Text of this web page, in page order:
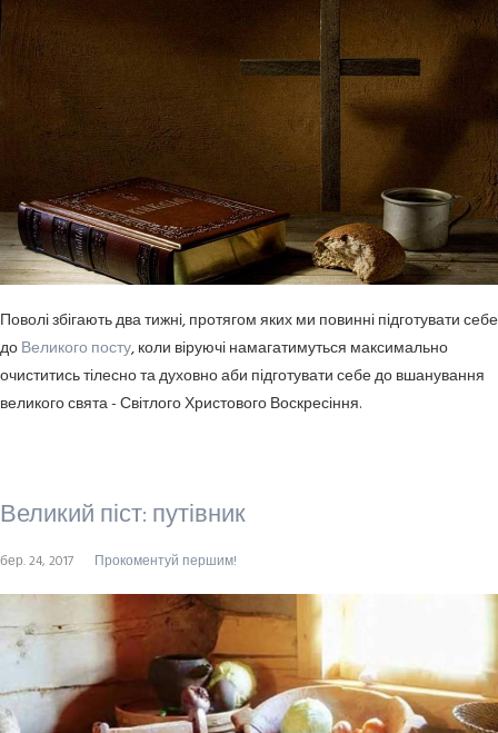
Поволі збігають два тижні, протягом яких ми повинні підготувати себе
доВеликого посту, коли віруючі намагатимуться максимально
очиститись тілесно та духовно аби підготувати себе до вшанування
великого свята - Світлого Христового Воскресіння.
Великий піст: путівник
бер. 24, 2017 Прокоментуй першим!